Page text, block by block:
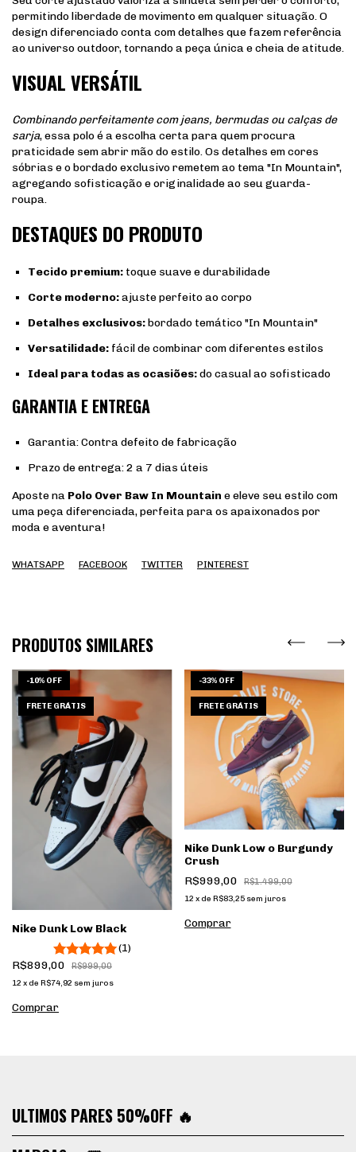
permitindo liberdade de movimento em qualquer situação. O
design diferenciado conta com detalhes que fazem referência
ao universo outdoor, tornando a peça única e cheia de atitude.
VISUAL VERSÁTIL
Combinando perfeitamente com jeans, bermudas ou calças de
sarja, essa polo é a escolha certa para quem procura
praticidade sem abrir mão do estilo. Os detalhes em cores
sóbrias e o bordado exclusivo remetem ao tema "In Mountain",
agregando sofisticação e originalidade ao seu guarda-
roupa.
DESTAQUES DO PRODUTO
Tecido premium: toque suave e durabilidade
Corte moderno:ajuste perfeito ao corpo
Detalhes exclusivos:bordado temático "In Mountain"
Versatilidade: fácil de combinar com diferentes estilos
Ideal para todas as ocasiões:do casual ao sofisticado
GARANTIA E ENTREGA
Garantia: Contra defeito de fabricação
Prazo de entrega: 2 a 7 dias úteis
Aposte na Polo Over Baw In Mountain e eleve seu estilo com
uma peça diferenciada, perfeita para os apaixonados por
moda e aventura!
WHATSAPP FACEBOOK TWITTER PINTEREST
PRODUTOS SIMILARES
-10% OFF
FRETE GRÁTIS
Nike Dunk Low Black
(1)
R$899,00 R$999,00
12 x de R$74,92 sem juros
Comprar
-33% OFF
FRETE GRÁTIS
Nike Dunk Low o Burgundy
Crush
R$999,00
R$1.499,00
12 x de R$83,25 sem juros
Comprar
ULTIMOS PARES 50%OFF 🔥